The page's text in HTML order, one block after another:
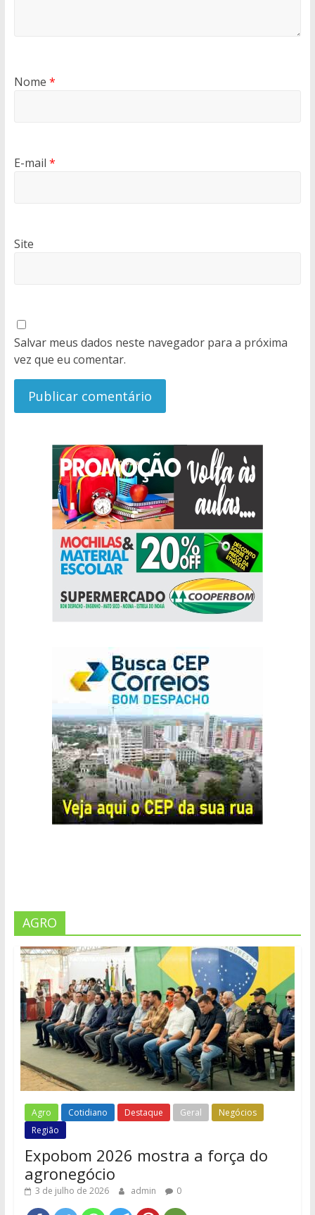
Nome *
E-mail *
Site
Salvar meus dados neste navegador para a próxima
vez que eu comentar.
AGRO
Agro Cotidiano Destaque Geral
Negócios
Região
Expobom 2026 mostra a força do
agronegócio
3 de julho de 2026 admin 0